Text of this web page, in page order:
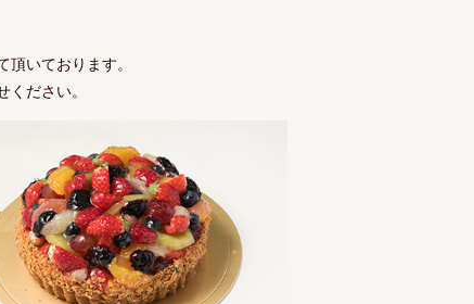
いております。
ださい。